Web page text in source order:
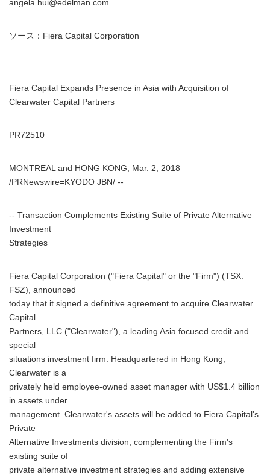
angela.hui@edelman.com
ソース：Fiera Capital Corporation
Fiera Capital Expands Presence in Asia with Acquisition of
Clearwater Capital Partners
PR72510
MONTREAL and HONG KONG, Mar. 2, 2018
/PRNewswire=KYODO JBN/ --
-- Transaction Complements Existing Suite of Private Alternative
Investment
Strategies
Fiera Capital Corporation ("Fiera Capital" or the "Firm") (TSX:
FSZ), announced
today that it signed a definitive agreement to acquire Clearwater
Capital
Partners, LLC ("Clearwater"), a leading Asia focused credit and
special
situations investment firm. Headquartered in Hong Kong,
Clearwater is a
privately held employee-owned asset manager with US$1.4 billion
in assets under
management. Clearwater's assets will be added to Fiera Capital's
Private
Alternative Investments division, complementing the Firm's
existing suite of
private alternative investment strategies and adding extensive